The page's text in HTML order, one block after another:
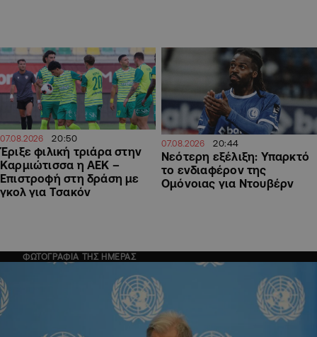
07.08.2026 20:50
Έριξε φιλική τριάρα στην
Καρμιώτισσα η ΑΕΚ –
Επιστροφή στη δράση με
γκολ για Τσακόν
07.08.2026 20:44
Νεότερη εξέλιξη: Υπαρκτό
το ενδιαφέρον της
Ομόνοιας για Ντουβέρν
ΦΩΤΟΓΡΑΦΙΑ ΤΗΣ ΗΜΕΡΑΣ